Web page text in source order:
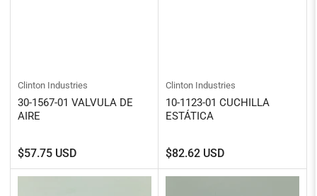
Clinton Industries
30-1567-01 VALVULA DE
AIRE
Precio
regular
$57.75 USD
Clinton Industries
10-1123-01 CUCHILLA
ESTÁTICA
Precio
regular
$82.62 USD